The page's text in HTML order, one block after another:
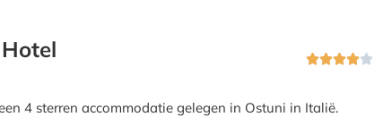

4 sterren accommodatie gelegen in Ostuni in Italië.